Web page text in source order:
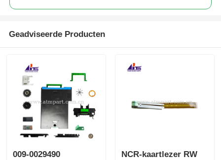
Geadviseerde Producten
009-0029490
NCR-kaartlezer RW